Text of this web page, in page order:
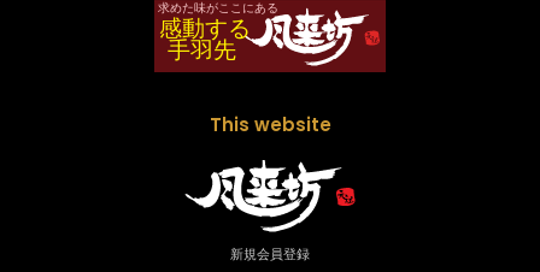
This website
新規会員登録